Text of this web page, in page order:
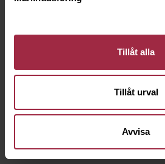
Tillåt alla
Tillåt urval
Avvisa